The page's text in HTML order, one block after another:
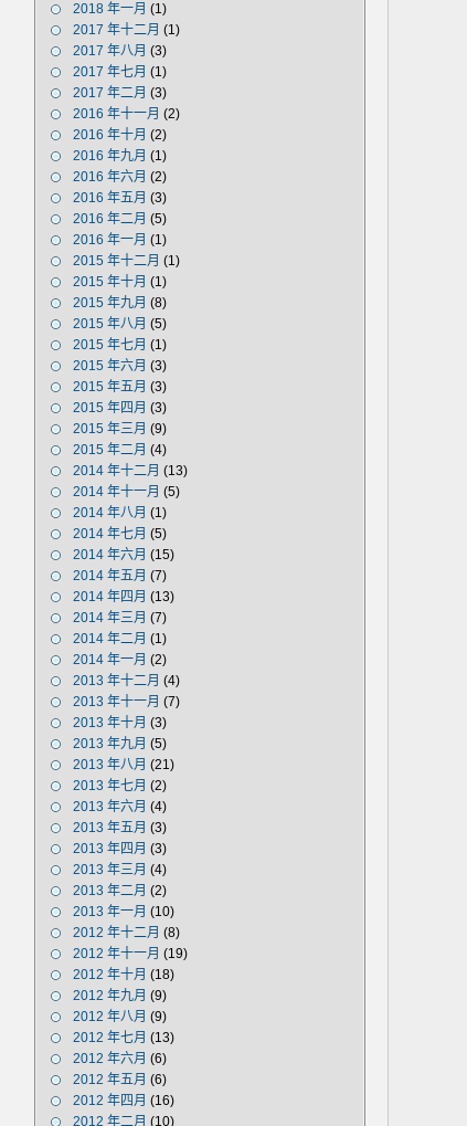
2018 年一月 (1)
2017 年十二月 (1)
2017 年八月 (3)
2017 年七月 (1)
2017 年二月 (3)
2016 年十一月 (2)
2016 年十月 (2)
2016 年九月 (1)
2016 年六月 (2)
2016 年五月 (3)
2016 年二月 (5)
2016 年一月 (1)
2015 年十二月 (1)
2015 年十月 (1)
2015 年九月 (8)
2015 年八月 (5)
2015 年七月 (1)
2015 年六月 (3)
2015 年五月 (3)
2015 年四月 (3)
2015 年三月 (9)
2015 年二月 (4)
2014 年十二月 (13)
2014 年十一月 (5)
2014 年八月 (1)
2014 年七月 (5)
2014 年六月 (15)
2014 年五月 (7)
2014 年四月 (13)
2014 年三月 (7)
2014 年二月 (1)
2014 年一月 (2)
2013 年十二月 (4)
2013 年十一月 (7)
2013 年十月 (3)
2013 年九月 (5)
2013 年八月 (21)
2013 年七月 (2)
2013 年六月 (4)
2013 年五月 (3)
2013 年四月 (3)
2013 年三月 (4)
2013 年二月 (2)
2013 年一月 (10)
2012 年十二月 (8)
2012 年十一月 (19)
2012 年十月 (18)
2012 年九月 (9)
2012 年八月 (9)
2012 年七月 (13)
2012 年六月 (6)
2012 年五月 (6)
2012 年四月 (16)
2012 年二月 (10)